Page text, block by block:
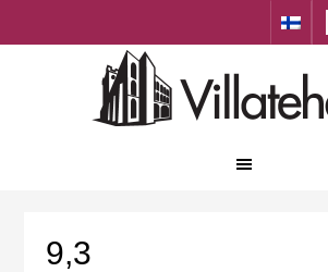
9,3